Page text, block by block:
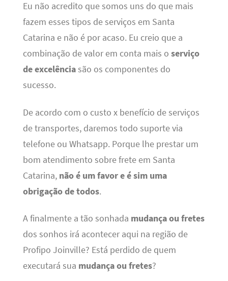
Eu não acredito que somos uns do que mais
fazem esses tipos de serviços em Santa
Catarina e não é por acaso. Eu creio que a
combinação de valor em conta mais o serviço
de excelênciasão os componentes do
sucesso.
De acordo com o custo x benefício de serviços
de transportes, daremos todo suporte via
telefone ou Whatsapp. Porque lhe prestar um
bom atendimento sobre frete em Santa
Catarina, não é um favor e é sim uma
obrigação de todos.
A finalmente a tão sonhada mudança ou fretes
dos sonhos irá acontecer aqui na região de
Profipo Joinville? Está perdido de quem
executará sua mudança ou fretes?